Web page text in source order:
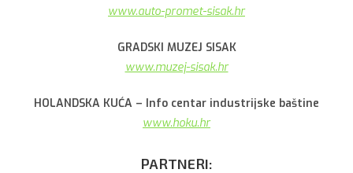
www.auto-promet-sisak.hr
GRADSKI MUZEJ SISAK
www.muzej-sisak.hr
HOLANDSKA KUĆA – Info centar industrijske baštine
www.hoku.hr
PARTNERI: